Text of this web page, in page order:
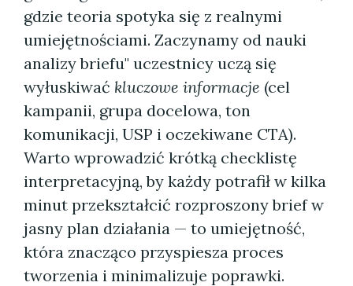
gdzie teoria spotyka się z realnymi
umiejętnościami. Zaczynamy od nauki
analizy briefu" uczestnicy uczą się
wyłuskiwać kluczowe informacje (cel
kampanii, grupa docelowa, ton
komunikacji, USP i oczekiwane CTA).
Warto wprowadzić krótką checklistę
interpretacyjną, by każdy potrafił w kilka
minut przekształcić rozproszony brief w
jasny plan działania — to umiejętność,
która znacząco przyspiesza proces
tworzenia i minimalizuje poprawki.